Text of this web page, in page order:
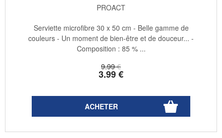
PROACT
9.99 €
3.99€
Serviette microfibre 30 x 50 cm - Belle gamme de
couleurs - Un moment de bien-être et de douceur... -
Composition : 85 % ...